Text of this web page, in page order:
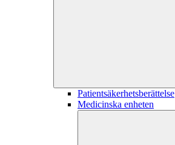
Patientsäkerhetsberättelse
Medicinska enheten